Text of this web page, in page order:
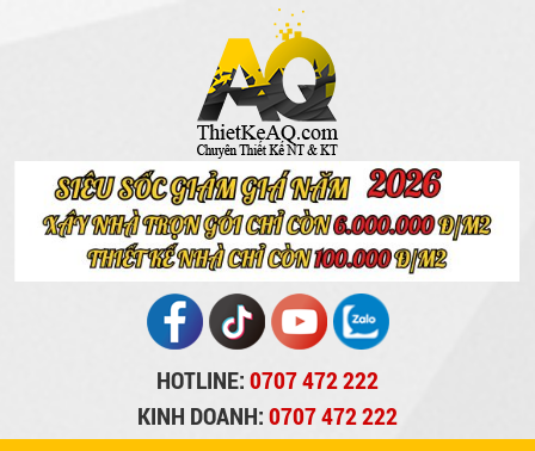
HOTLINE:0707 472 222
KINH DOANH:0707 472 222